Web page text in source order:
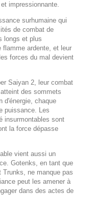
impressionnante.
surhumaine qui
de combat de
longs et plus
flamme ardente, et leur
forces du mal devient
Saiyan 2, leur combat
des sommets
d'énergie, chaque
puissance. Les
insurmontables sont
la force dépasse
vient aussi un
Gotenks, en tant que
ne manque pas
peut les amener à
dans des actes de